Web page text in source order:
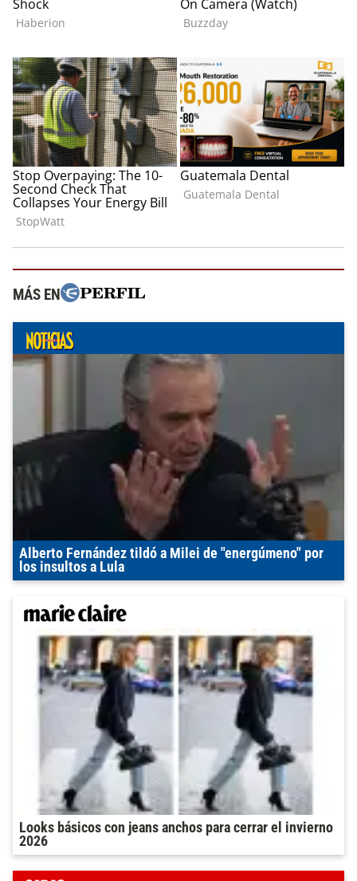
MÁS EN
Alberto Fernández tildó a Milei de "energúmeno" por
los insultos a Lula
Looks básicos con jeans anchos para cerrar el invierno
2026